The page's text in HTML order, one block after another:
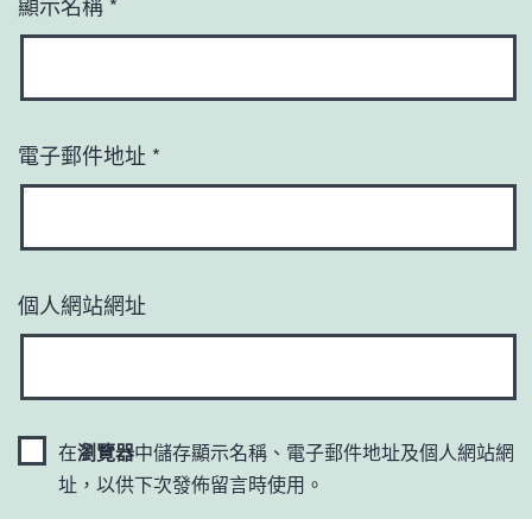
電子郵件地址 *
個人網站網址
在瀏覽器中儲存顯示名稱、電子郵件地址及個人網站網
址，以供下次發佈留言時使用。